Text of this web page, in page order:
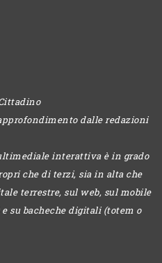
dalle redazioni
interattiva è in grado
che di terzi, sia in alta che
terrestre, sul web, sul mobile
su bacheche digitali (totem o